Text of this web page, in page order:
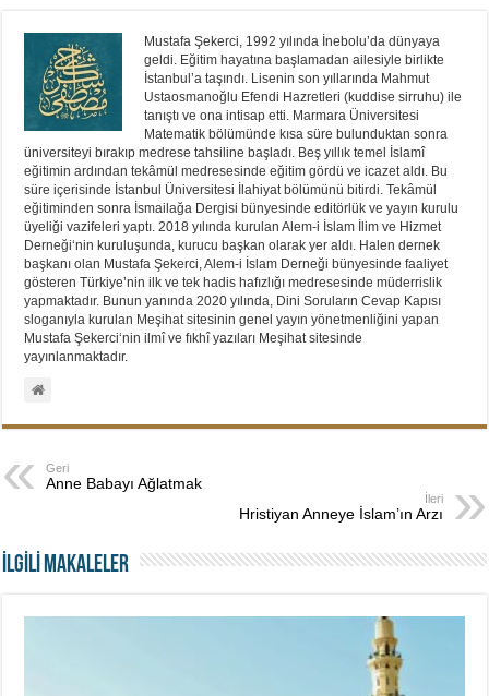
Mustafa Şekerci, 1992 yılında İnebolu’da dünyaya
geldi. Eğitim hayatına başlamadan ailesiyle birlikte
İstanbul’a taşındı. Lisenin son yıllarında Mahmut
Ustaosmanoğlu Efendi Hazretleri (kuddise sirruhu) ile
tanıştı ve ona intisap etti. Marmara Üniversitesi
Matematik bölümünde kısa süre bulunduktan sonra
üniversiteyi bırakıp medrese tahsiline başladı. Beş yıllık temel İslamî
eğitimin ardından tekâmül medresesinde eğitim gördü ve icazet aldı. Bu
süre içerisinde İstanbul Üniversitesi İlahiyat bölümünü bitirdi. Tekâmül
eğitiminden sonra İsmailağa Dergisi bünyesinde editörlük ve yayın kurulu
üyeliği vazifeleri yaptı. 2018 yılında kurulan Alem-i İslam İlim ve Hizmet
Derneği‘nin kuruluşunda, kurucu başkan olarak yer aldı. Halen dernek
başkanı olan Mustafa Şekerci, Alem-i İslam Derneği bünyesinde faaliyet
gösteren Türkiye’nin ilk ve tek hadis hafızlığı medresesinde müderrislik
yapmaktadır. Bunun yanında 2020 yılında, Dini Soruların Cevap Kapısı
sloganıyla kurulan Meşihat sitesinin genel yayın yönetmenliğini yapan
Mustafa Şekerci‘nin ilmî ve fıkhî yazıları Meşihat sitesinde
yayınlanmaktadır.
Geri
Anne Babayı Ağlatmak
İleri
Hristiyan Anneye İslam’ın Arzı
İLGİLİ MAKALELER